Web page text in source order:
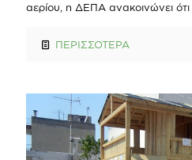
αερίου, η ΔΕΠΑ ανακοινώνει ότι
ΠΕΡΙΣΣΟΤΕΡΑ